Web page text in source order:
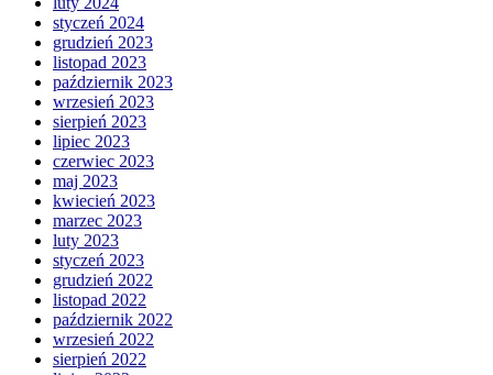
styczeń 2024
grudzień 2023
listopad 2023
październik 2023
wrzesień 2023
sierpień 2023
lipiec 2023
czerwiec 2023
maj 2023
kwiecień 2023
marzec 2023
luty 2023
styczeń 2023
grudzień 2022
listopad 2022
październik 2022
wrzesień 2022
sierpień 2022